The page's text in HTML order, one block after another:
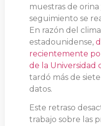
muestras de
seguimiento se
En razón del
estadounidense,
recientemente
de la Universidad
tardó más de
datos.
Este retraso
trabajo sobre las